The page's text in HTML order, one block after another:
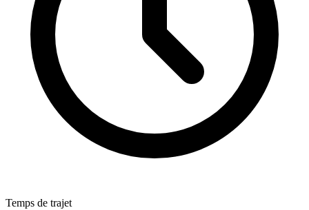
Temps de trajet